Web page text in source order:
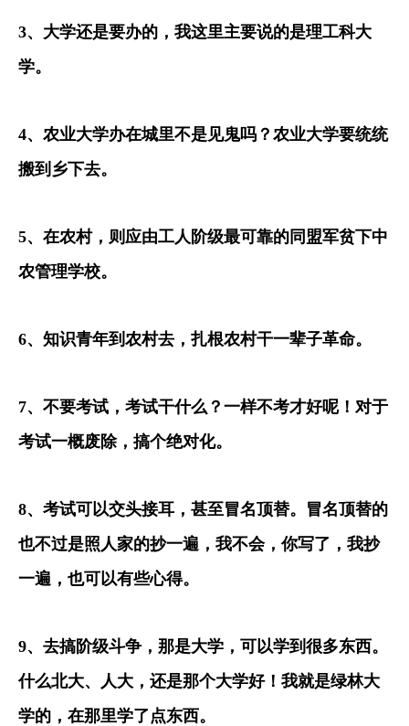
3、大学还是要办的，我这里主要说的是理工科大
学。
4、农业大学办在城里不是见鬼吗？农业大学要统统
搬到乡下去。
5、在农村，则应由工人阶级最可靠的同盟军贫下中
农管理学校。
6、知识青年到农村去，扎根农村干一辈子革命。
7、不要考试，考试干什么？一样不考才好呢！对于
考试一概废除，搞个绝对化。
8、考试可以交头接耳，甚至冒名顶替。冒名顶替的
也不过是照人家的抄一遍，我不会，你写了，我抄
一遍，也可以有些心得。
9、去搞阶级斗争，那是大学，可以学到很多东西。
什么北大、人大，还是那个大学好！我就是绿林大
学的，在那里学了点东西。